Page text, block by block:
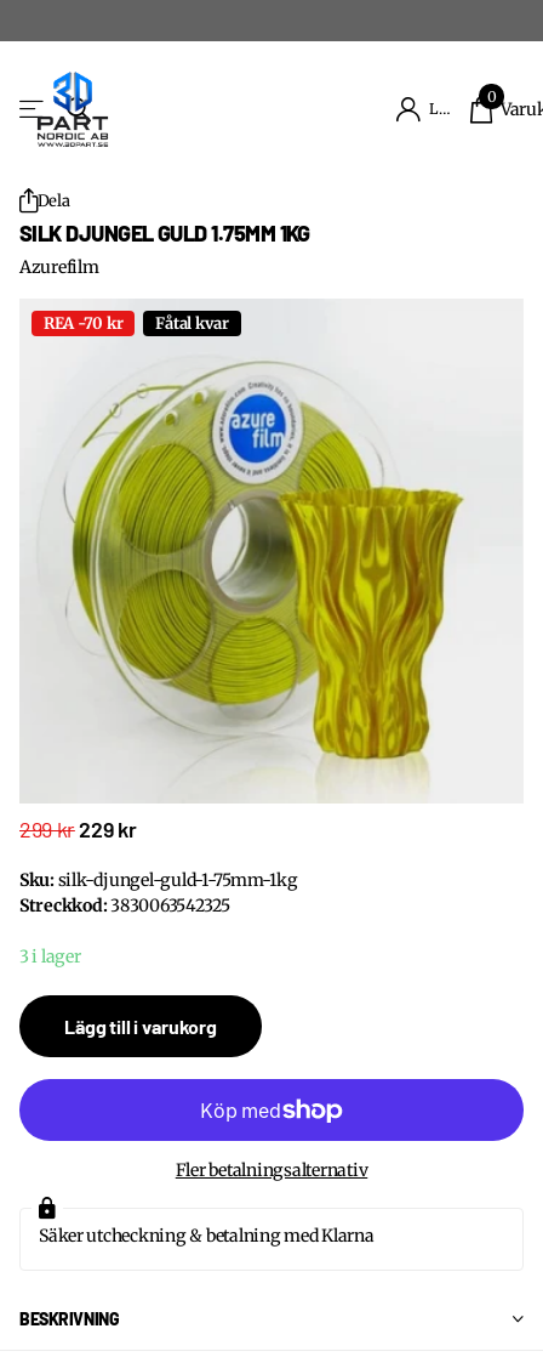
Logga in
0
Dela
SILK DJUNGEL GULD 1.75MM 1KG
Azurefilm
REA -70 kr Fåtal kvar
299 kr229 kr
Sku:silk-djungel-guld-1-75mm-1kg
Streckkod:3830063542325
3 i lager
Lägg till i varukorg
Fler betalningsalternativ
Säker utcheckning & betalning med Klarna
BESKRIVNING